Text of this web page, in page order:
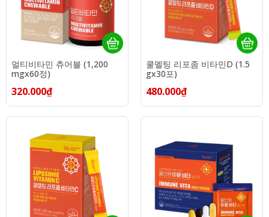
멀티비타민 츄어블 (1,200
mgx60정)
320.000₫
쿨멜팅 리포좀 비타민D (1.5
gx30포)
480.000₫